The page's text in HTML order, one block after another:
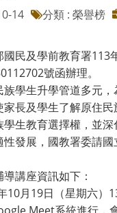
14 分類 : 榮譽榜
民及學前教育署113
號函辦理。
學生升學管道多元
長及學生了解原住民
學生教育選擇權，並
發展，國教署委請
講座資訊如下：
10月19日（星期六）